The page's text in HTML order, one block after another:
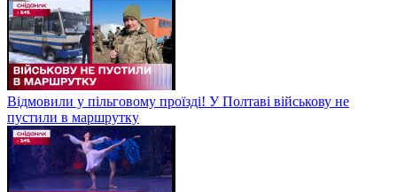
Відмовили у пільговому проїзді! У Полтаві військову не
пустили в маршрутку